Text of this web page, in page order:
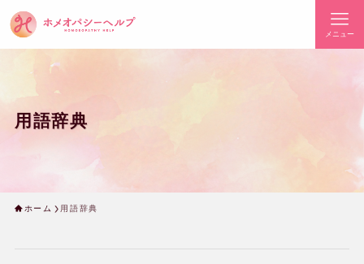
メニュー
用語辞典
ホーム 用語辞典